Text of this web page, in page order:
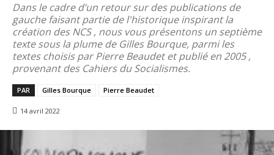
Dans le cadre d’un retour sur des publications de
gauche faisant partie de l'historique inspirant la
création des NCS , nous vous présentons un septième
texte sous la plume de Gilles Bourque, parmi les
textes choisis par Pierre Beaudet et publié en 2005 ,
provenant des Cahiers du Socialismes.
PAR Gilles Bourque Pierre Beaudet
14 avril 2022